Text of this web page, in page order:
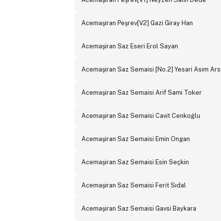
Acemaşiran Peşrev[V2] Gazi Giray Han
Acemaşiran Saz Eseri Erol Sayan
Acemaşiran Saz Semaisi [No.2] Yesari Asım
Acemaşiran Saz Semaisi Arif Sami Toker
Acemaşiran Saz Semaisi Cavit Cenkoğlu
Acemaşiran Saz Semaisi Emin Ongan
Acemaşiran Saz Semaisi Esin Seçkin
Acemaşiran Saz Semaisi Ferit Sıdal
Acemaşiran Saz Semaisi Gavsi Baykara